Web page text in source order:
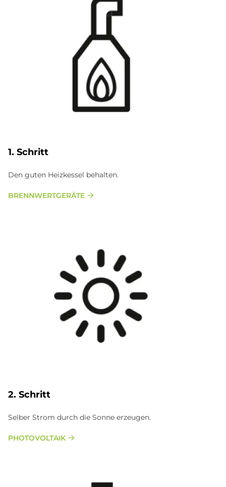
1. Schritt
Den guten Heizkessel behalten.
BRENNWERTGERÄTE
2. Schritt
Selber Strom durch die Sonne erzeugen.
PHOTOVOLTAIK